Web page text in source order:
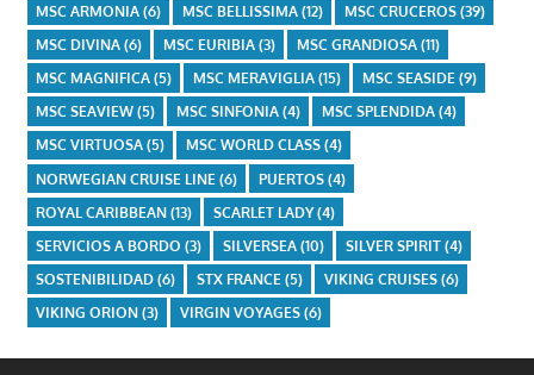
MSC ARMONIA(6) MSC BELLISSIMA(12) MSC CRUCEROS(39)
MSC DIVINA(6) MSC EURIBIA(3) MSC GRANDIOSA(11)
MSC MAGNIFICA(5) MSC MERAVIGLIA(15) MSC SEASIDE (9)
MSC SEAVIEW(5) MSC SINFONIA(4) MSC SPLENDIDA(4)
MSC VIRTUOSA(5) MSC WORLD CLASS(4)
NORWEGIAN CRUISE LINE (6) PUERTOS(4)
ROYAL CARIBBEAN(13) SCARLET LADY(4)
SERVICIOS A BORDO (3) SILVERSEA(10) SILVER SPIRIT(4)
SOSTENIBILIDAD(6) STX FRANCE(5) VIKING CRUISES(6)
VIKING ORION(3) VIRGIN VOYAGES(6)